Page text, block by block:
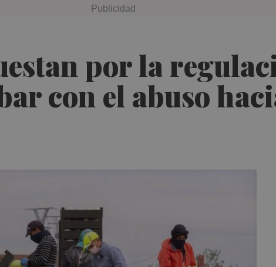
por la
con el abuso